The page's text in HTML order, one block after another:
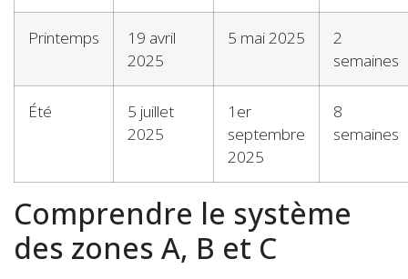
Printemps
19 avril
2025
5 mai 2025
2
semaines
Été
5 juillet
2025
1er
septembre
2025
8
semaines
Comprendre le système
des zones A, B et C